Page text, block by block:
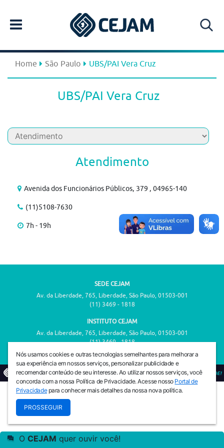
Home São Paulo UBS/PAI Vera Cruz
UBS/PAI Vera Cruz
Atendimento
Avenida dos Funcionários Públicos, 379 , 04965-140
(11)5108-7630
7h - 19h
SEDE CEJAM
Av. da Liberdade, 765, Liberdade, São Paulo, 01503-001
(11) 3469 - 1818
INSTITUTO CEJAM
Av. da Liberdade, 765, Liberdade, São Paulo, 01503-001
(11) 3469 - 1818
© 2026 PREVENIR É VIVER COM QUALIDADE!
Nós usamos cookies e outras tecnologias semelhantes para melhorar a
sua experiência em nossos serviços, personalizar publicidade e
recomendar conteúdo de seu interesse. Ao utilizar nossos serviços, você
concorda com a nossa Política de Privacidade. Acesse nosso Portal de
Privacidadepara conhecer mais detalhes da nossa nova política.
PROSSEGUIR
O CEJAM quer ouvir você!